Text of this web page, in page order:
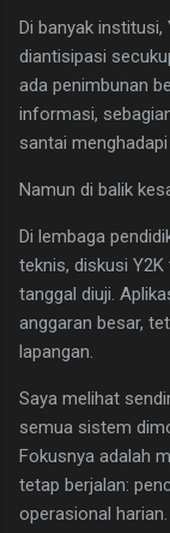
Di banyak institusi,
diantisipasi
ada penimbunan
informasi,
santai
Namun di balik
Di lembaga
teknis, diskusi
tanggal diuji.
anggaran besar,
lapangan.
Saya melihat
semua sistem
Fokusnya adalah
tetap berjalan:
operasional harian.